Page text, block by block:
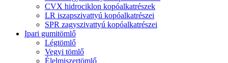
CVX hidrociklon kopóalkatrészek
LR iszapszivattyú kopóalkatrészei
SPR zagyszivattyú kopóalkatrészei
Ipari gumitömlő
Légtömlő
Vegyi tömlő
Élelmiszertömlő